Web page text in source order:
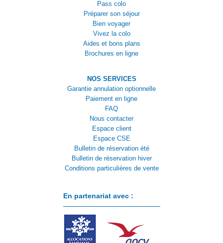
Pass colo
Préparer son séjour
Bien voyager
Vivez la colo
Aides et bons plans
Brochures en ligne
NOS SERVICES
Garantie annulation optionnelle
Paiement en ligne
FAQ
Nous contacter
Espace client
Espace CSE
Bulletin de réservation été
Bulletin de réservation hiver
Conditions particulières de vente
En partenariat avec :